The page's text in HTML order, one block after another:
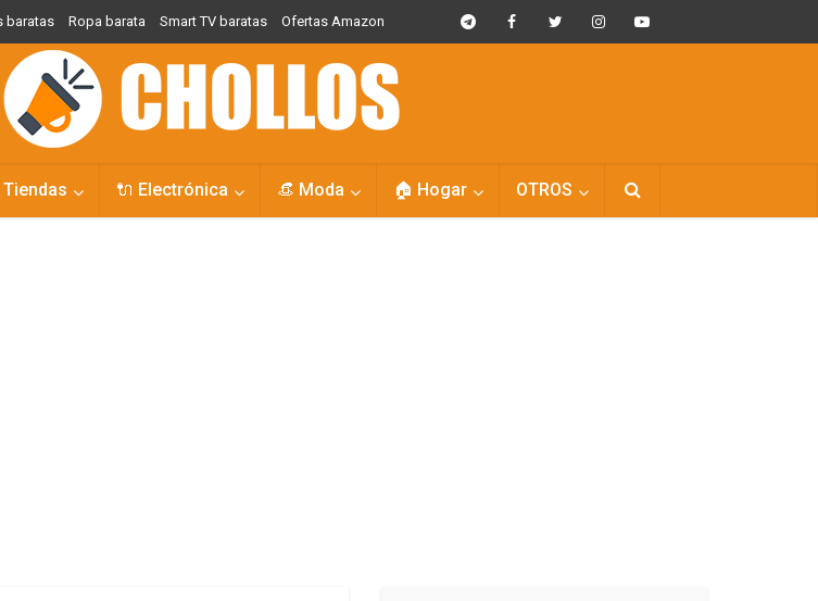
baratas Ropa barata Smart TV baratas Ofertas Amazon
Tiendas 🔌 Electrónica 👒 Moda 🏠 Hogar OTROS